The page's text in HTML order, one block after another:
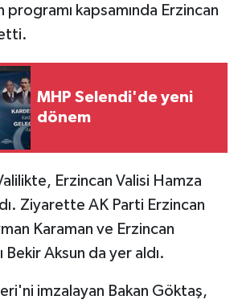
kapsamında Erzincan
MHP Selendi'de yeni
dönem
Erzincan Valisi Hamza
Ziyarette AK Parti Erzincan
Karaman ve Erzincan
Bekir Aksun da yer aldı.
imzalayan Bakan Göktaş,